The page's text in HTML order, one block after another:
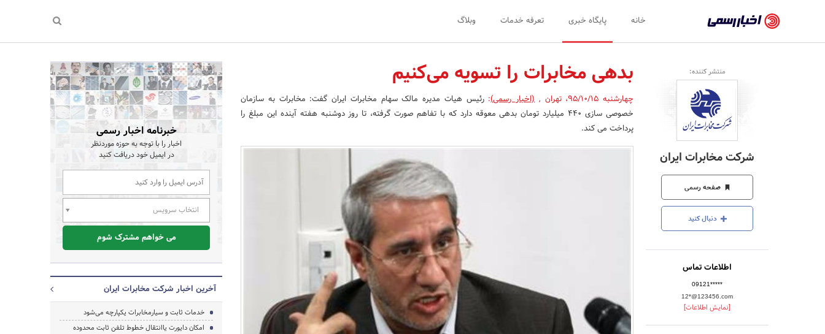
رسمی
-
اخبار
تایید
شده
شرکت‌ها،
سازمان‌ها
و
روابط
عمومی‌ها
خانه پایگاه خبری تعرفه خدمات وبلاگ
منتشر کننده:
شرکت مخابرات ایران
صفحه رسمی
دنبال کنید
اطلاعات تماس
09121*****
12*@123456.com
[نمایش اطلاعات]
بدهی مخابرات را تسویه می‌کنیم
چهارشنبه 95/10/15 ،تهران , (اخبار رسمی):رئیس هیات مدیره مالک سهام مخابرات ایران گفت: مخابرات به سازمان
خصوصی سازی ۴۴۰ میلیارد تومان بدهی معوقه دارد که با تفاهم صورت گرفته، تا روز دوشنبه هفته آینده این مبلغ را
پرداخت می کند.
خبرنامه اخبار رسمی
اخبار را با توجه به حوزه موردنظر
در ایمیل خود دریافت کنید
انتخاب سرویس
می خواهم مشترک شوم
آخرین اخبار شرکت مخابرات ایران
خدمات ثابت و سیارمخابرات یکپارچه می‌شود
امکان دایورت یاانتقال خطوط تلفن ثابت محدوده